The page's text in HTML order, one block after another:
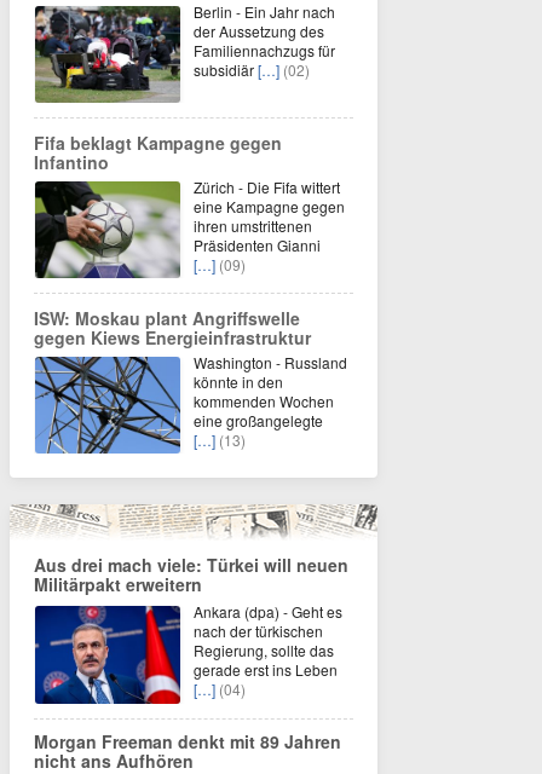
Berlin - Ein Jahr nach
der Aussetzung des
Familiennachzugs für
subsidiär[…] (02)
Fifa beklagt Kampagne gegen
Infantino
Zürich - Die Fifa wittert
eine Kampagne gegen
ihren umstrittenen
Präsidenten Gianni
[…] (09)
ISW: Moskau plant Angriffswelle
gegen Kiews Energieinfrastruktur
Washington - Russland
könnte in den
kommenden Wochen
eine großangelegte
[…] (13)
Aus drei mach viele: Türkei will neuen
Militärpakt erweitern
Ankara (dpa) - Geht es
nach der türkischen
Regierung, sollte das
gerade erst ins Leben
[…] (04)
Morgan Freeman denkt mit 89 Jahren
nicht ans Aufhören